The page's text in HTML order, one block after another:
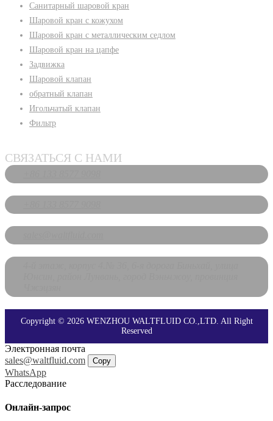
Санитарный шаровой кран
Шаровой кран с кожухом
Шаровой кран с металлическим седлом
Шаровой кран на цапфе
Задвижка
Шаровой клапан
обратный клапан
Игольчатый клапан
Фильтр
СВЯЗАТЬСЯ С НАМИ
Copyright © 2026 WENZHOU WALTFLUID CO.,LTD. All Right
Reserved
Электронная почта
sales@waltfluid.com
Copy
WhatsApp
Расследование
Онлайн-запрос